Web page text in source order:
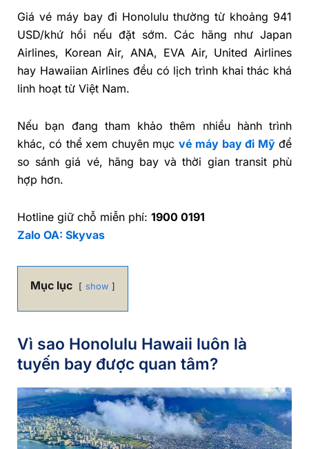
Giá vé máy bay đi Honolulu thường từ khoảng 941
USD/khứ hồi nếu đặt sớm. Các hãng như Japan
Airlines, Korean Air, ANA, EVA Air, United Airlines
hay Hawaiian Airlines đều có lịch trình khai thác khá
linh hoạt từ Việt Nam.
Nếu bạn đang tham khảo thêm nhiều hành trình
khác, có thể xem chuyên mục vé máy bay đi Mỹđể
so sánh giá vé, hãng bay và thời gian transit phù
hợp hơn.
Hotline giữ chỗ miễn phí: 1900 0191
Zalo OA: Skyvas
Mục lục show
Vì sao Honolulu Hawaii luôn là
tuyến bay được quan tâm?